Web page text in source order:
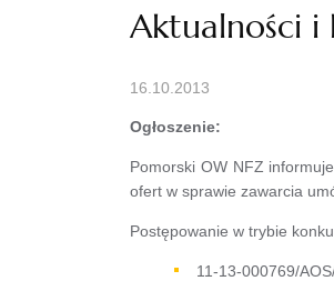
Aktualności
16.10.2013
Ogłoszenie:
Pomorski OW NFZ
ofert w sprawie zawarcia
Postępowanie w trybie
11-13-000769/